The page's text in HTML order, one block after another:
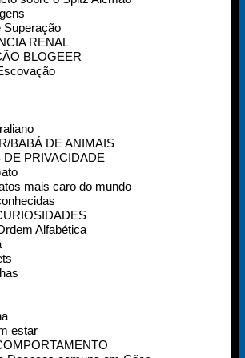
Superação
RENAL
BLOGEER
BABÁ DE ANIMAIS
DE PRIVACIDADE
mais caro do mundo
Alfabética
estar